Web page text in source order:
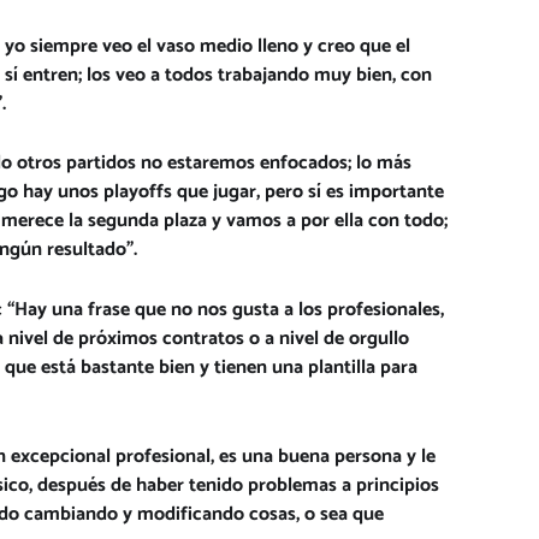
siempre veo el vaso medio lleno y creo que el
entren; los veo a todos trabajando muy bien, con
otros partidos no estaremos enfocados; lo más
hay unos playoffs que jugar, pero sí es importante
la segunda plaza y vamos a por ella con todo;
resultado”.
“Hay una frase que no nos gusta a los profesionales,
nivel de próximos contratos o a nivel de orgullo
está bastante bien y tienen una plantilla para
excepcional profesional, es una buena persona y le
después de haber tenido problemas a principios
cambiando y modificando cosas, o sea que